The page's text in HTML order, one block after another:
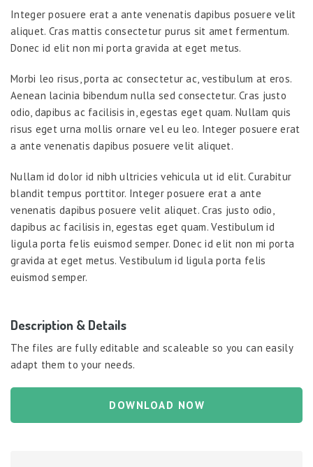
Integer posuere erat a ante venenatis dapibus posuere velit
aliquet. Cras mattis consectetur purus sit amet fermentum.
Donec id elit non mi porta gravida at eget metus.
Morbi leo risus, porta ac consectetur ac, vestibulum at eros.
Aenean lacinia bibendum nulla sed consectetur. Cras justo
odio, dapibus ac facilisis in, egestas eget quam. Nullam quis
risus eget urna mollis ornare vel eu leo. Integer posuere erat
a ante venenatis dapibus posuere velit aliquet.
Nullam id dolor id nibh ultricies vehicula ut id elit. Curabitur
blandit tempus porttitor. Integer posuere erat a ante
venenatis dapibus posuere velit aliquet. Cras justo odio,
dapibus ac facilisis in, egestas eget quam. Vestibulum id
ligula porta felis euismod semper. Donec id elit non mi porta
gravida at eget metus. Vestibulum id ligula porta felis
euismod semper.
Description & Details
The files are fully editable and scaleable so you can easily
adapt them to your needs.
DOWNLOAD NOW